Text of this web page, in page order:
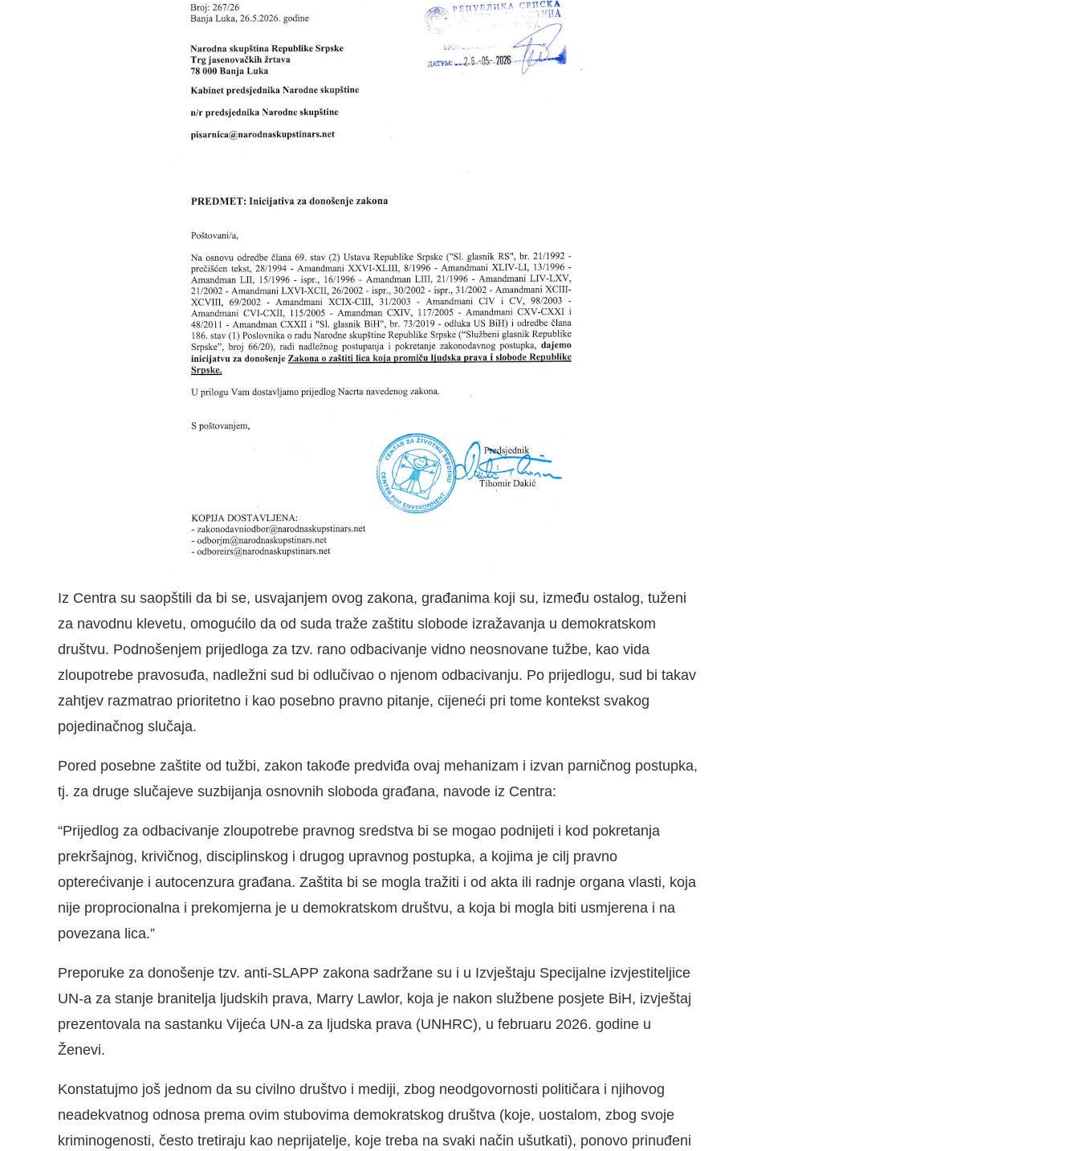
Iz Centra su saopštili da bi se, usvajanjem ovog zakona, građanima koji su, između ostalog, tuženi
za navodnu klevetu, omogućilo da od suda traže zaštitu slobode izražavanja u demokratskom
društvu. Podnošenjem prijedloga za tzv. rano odbacivanje vidno neosnovane tužbe, kao vida
zloupotrebe pravosuđa, nadležni sud bi odlučivao o njenom odbacivanju. Po prijedlogu, sud bi takav
zahtjev razmatrao prioritetno i kao posebno pravno pitanje, cijeneći pri tome kontekst svakog
pojedinačnog slučaja.
Pored posebne zaštite od tužbi, zakon takođe predviđa ovaj mehanizam i izvan parničnog postupka,
tj. za druge slučajeve suzbijanja osnovnih sloboda građana, navode iz Centra:
“Prijedlog za odbacivanje zloupotrebe pravnog sredstva bi se mogao podnijeti i kod pokretanja
prekršajnog, krivičnog, disciplinskog i drugog upravnog postupka, a kojima je cilj pravno
opterećivanje i autocenzura građana. Zaštita bi se mogla tražiti i od akta ili radnje organa vlasti, koja
nije proprocionalna i prekomjerna je u demokratskom društvu, a koja bi mogla biti usmjerena i na
povezana lica.”
Preporuke za donošenje tzv. anti-SLAPP zakona sadržane su i u Izvještaju Specijalne izvjestiteljice
UN-a za stanje branitelja ljudskih prava, Marry Lawlor, koja je nakon službene posjete BiH, izvještaj
prezentovala na sastanku Vijeća UN-a za ljudska prava (UNHRC), u februaru 2026. godine u
Ženevi.
Konstatujmo još jednom da su civilno društvo i mediji, zbog neodgovornosti političara i njihovog
neadekvatnog odnosa prema ovim stubovima demokratskog društva (koje, uostalom, zbog svoje
kriminogenosti, često tretiraju kao neprijatelje, koje treba na svaki način ušutkati), ponovo prinuđeni